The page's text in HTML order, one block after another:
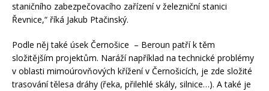
staničního zabezpečovacího zařízení v železniční stanici
Řevnice,“ říká Jakub Ptačinský.
Podle něj také úsek Černošice – Beroun patří k těm
složitějším projektům. Naráží například na technické problémy
v oblasti mimoúrovňových křížení v Černošicích, je zde složité
trasování tělesa dráhy (řeka, přilehlé skály, silnice…). A také je